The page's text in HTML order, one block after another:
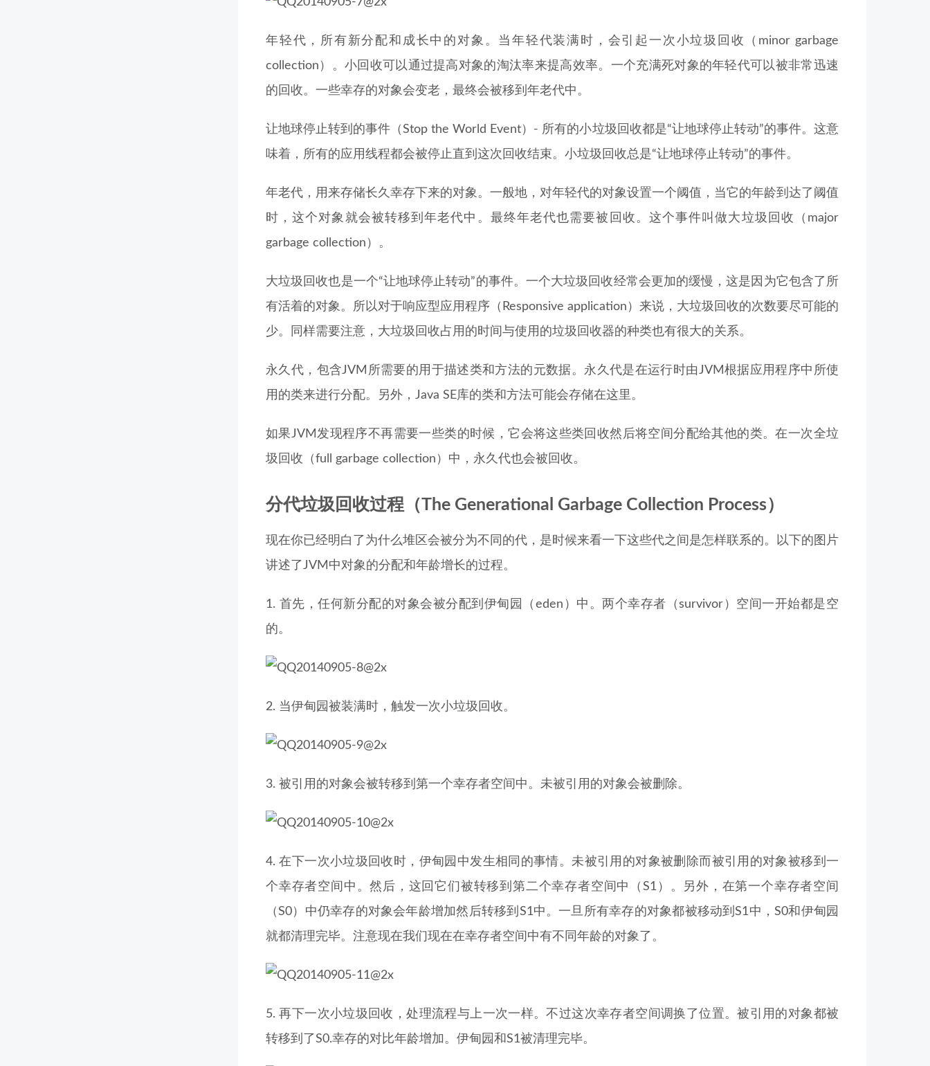
年轻代，所有新分配和成长中的对象。当年轻代装满时，会引起一次小垃圾回收（minor garbage
collection）。小回收可以通过提高对象的淘汰率来提高效率。一个充满死对象的年轻代可以被非常迅速
的回收。一些幸存的对象会变老，最终会被移到年老代中。
让地球停止转到的事件（Stop the World Event）- 所有的小垃圾回收都是“让地球停止转动”的事件。这意
味着，所有的应用线程都会被停止直到这次回收结束。小垃圾回收总是“让地球停止转动”的事件。
年老代，用来存储长久幸存下来的对象。一般地，对年轻代的对象设置一个阈值，当它的年龄到达了阈值
时，这个对象就会被转移到年老代中。最终年老代也需要被回收。这个事件叫做大垃圾回收（major
garbage collection）。
大垃圾回收也是一个“让地球停止转动”的事件。一个大垃圾回收经常会更加的缓慢，这是因为它包含了所
有活着的对象。所以对于响应型应用程序（Responsive application）来说，大垃圾回收的次数要尽可能的
少。同样需要注意，大垃圾回收占用的时间与使用的垃圾回收器的种类也有很大的关系。
永久代，包含JVM所需要的用于描述类和方法的元数据。永久代是在运行时由JVM根据应用程序中所使
用的类来进行分配。另外，Java SE库的类和方法可能会存储在这里。
如果JVM发现程序不再需要一些类的时候，它会将这些类回收然后将空间分配给其他的类。在一次全垃
圾回收（full garbage collection）中，永久代也会被回收。
分代垃圾回收过程（The Generational Garbage Collection Process）
现在你已经明白了为什么堆区会被分为不同的代，是时候来看一下这些代之间是怎样联系的。以下的图片
讲述了JVM中对象的分配和年龄增长的过程。
1. 首先，任何新分配的对象会被分配到伊甸园（eden）中。两个幸存者（survivor）空间一开始都是空
的。
2. 当伊甸园被装满时，触发一次小垃圾回收。
3. 被引用的对象会被转移到第一个幸存者空间中。未被引用的对象会被删除。
4. 在下一次小垃圾回收时，伊甸园中发生相同的事情。未被引用的对象被删除而被引用的对象被移到一
个幸存者空间中。然后，这回它们被转移到第二个幸存者空间中（S1）。另外，在第一个幸存者空间
（S0）中仍幸存的对象会年龄增加然后转移到S1中。一旦所有幸存的对象都被移动到S1中，S0和伊甸园
就都清理完毕。注意现在我们现在在幸存者空间中有不同年龄的对象了。
5. 再下一次小垃圾回收，处理流程与上一次一样。不过这次幸存者空间调换了位置。被引用的对象都被
转移到了S0.幸存的对比年龄增加。伊甸园和S1被清理完毕。